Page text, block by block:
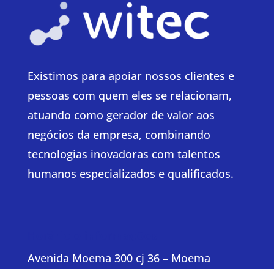
Existimos para apoiar nossos clientes e
pessoas com quem eles se relacionam,
atuando como gerador de valor aos
negócios da empresa, combinando
tecnologias inovadoras com talentos
humanos especializados e qualificados.
Avenida Moema 300 cj 36 – Moema